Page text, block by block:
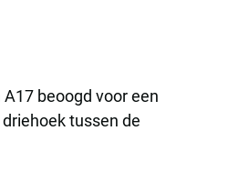
beoogd voor een
tussen de